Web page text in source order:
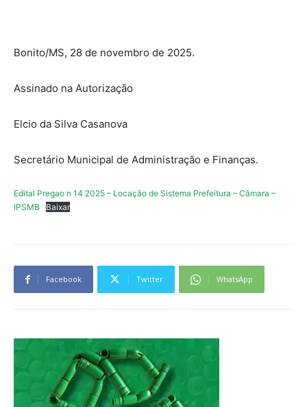
Bonito/MS, 28 de novembro de 2025.
Assinado na Autorização
Elcio da Silva Casanova
Secretário Municipal de Administração e Finanças.
Edital Pregao n 14 2025 – Locação de Sistema Prefeitura – Câmara –
IPSMB
Baixar
Facebook Twitter WhatsApp